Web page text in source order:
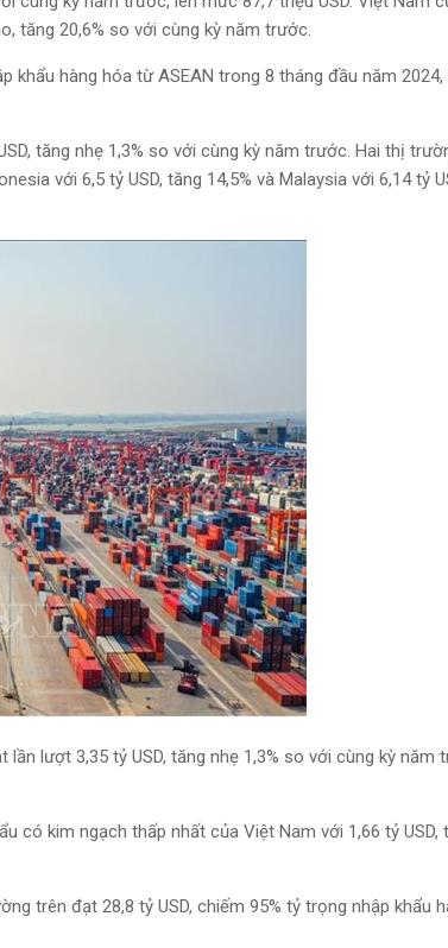
tăng 20,6% so với cùng kỳ năm trước.
khẩu hàng hóa từ ASEAN trong 8 tháng đầu năm 2024,
tăng nhẹ 1,3% so với cùng kỳ năm trước. Hai thị
với 6,5 tỷ USD, tăng 14,5% và Malaysia với 6,14 tỷ
lượt 3,35 tỷ USD, tăng nhẹ 1,3% so với cùng kỳ năm
có kim ngạch thấp nhất của Việt Nam với 1,66 tỷ USD,
trên đạt 28,8 tỷ USD, chiếm 95% tỷ trọng nhập khẩu